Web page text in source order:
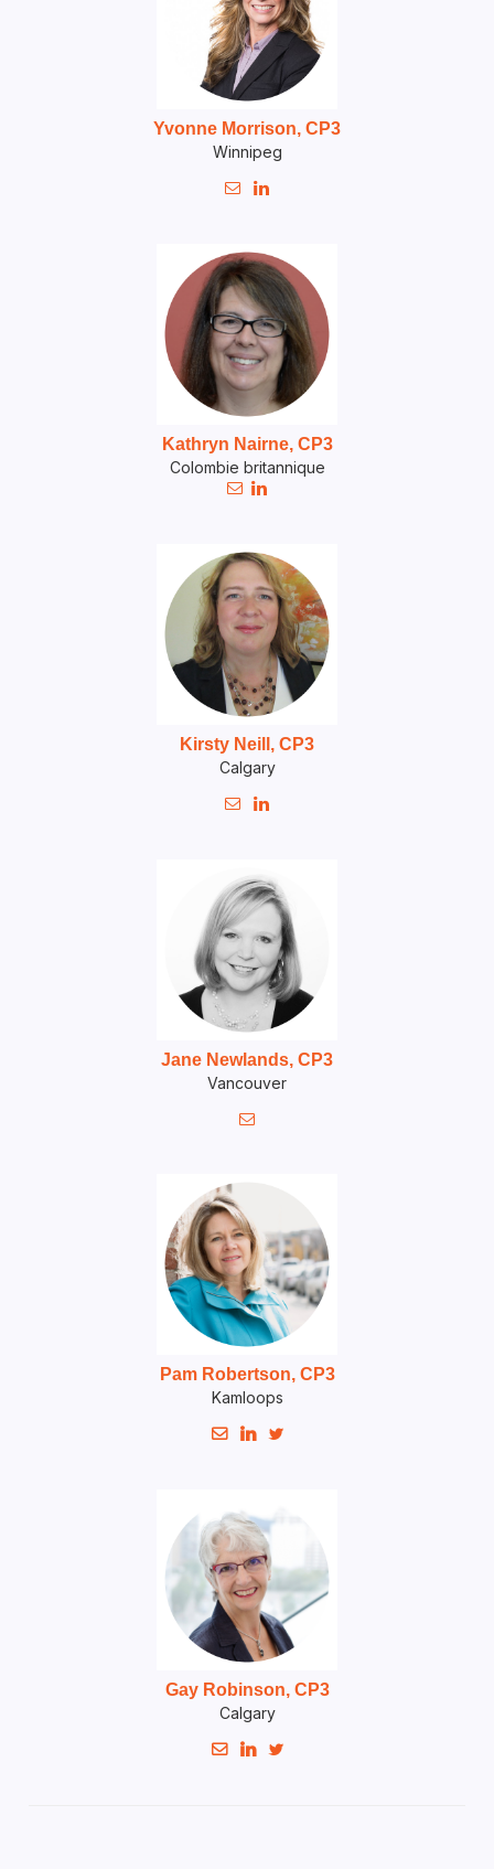
Yvonne Morrison, CP3
Winnipeg
 
Kathryn Nairne, CP3
Colombie britannique
 
Kirsty Neill, CP3
Calgary
 
Jane Newlands, CP3
Vancouver

Pam Robertson, CP3
Kamloops
  
Gay Robinson, CP3
Calgary
  